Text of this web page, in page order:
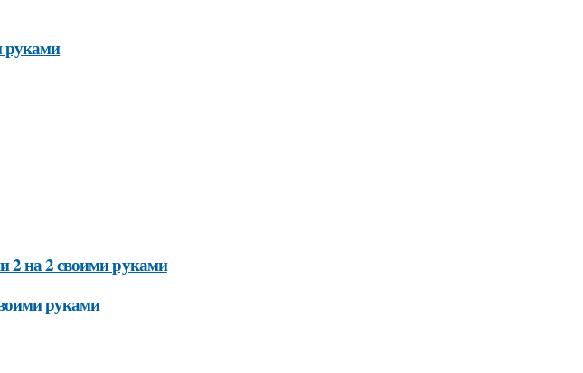
руками
2 на 2 своими руками
руками